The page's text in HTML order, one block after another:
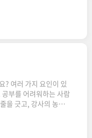
성이 좋다는 것은 단순
? 여러 가지 요인이 있
부를 어려워하는 사람
을 긋고, 강사의 농담
야 할 군더더기를 냉